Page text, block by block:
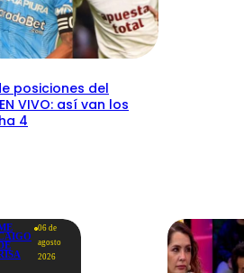
posiciones del
VIVO: así van los
4
06 de
agosto
2026